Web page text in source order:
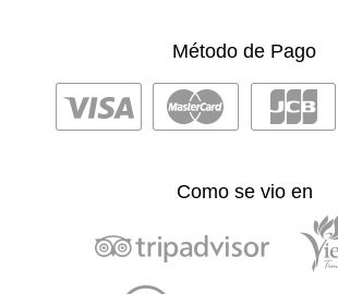
Método de Pago
Como se vio en